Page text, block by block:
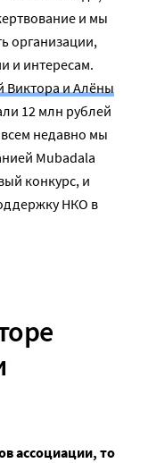
и мы
организации,
и интересам.
Виктора и Алёны
12 млн рублей
недавно мы
Mubadala
конкурс, и
НКО в
ассоциации, то